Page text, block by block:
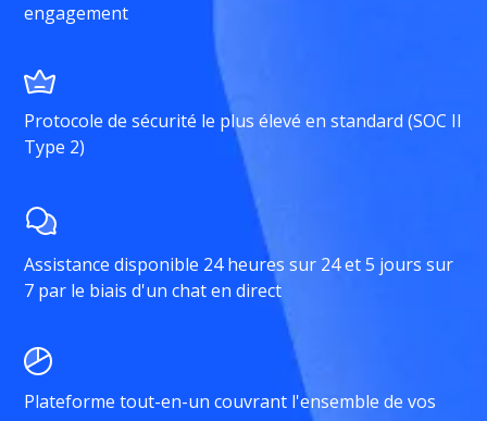
engagement
Protocole de sécurité le plus élevé en standard (SOC II
Type 2)
Assistance disponible 24 heures sur 24 et 5 jours sur
7 par le biais d'un chat en direct
Plateforme tout-en-un couvrant l'ensemble de vos